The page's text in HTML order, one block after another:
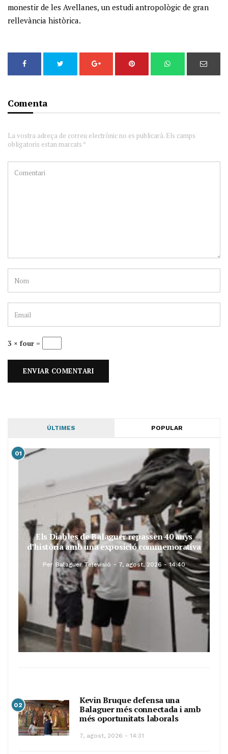
monestir de les Avellanes, un estudi antropològic de gran
rellevància històrica.
Comenta
La vostra adreça de correu electrònic no es publicarà. Els camps
obligatoris estan marcats *
3 × four =
ÚLTIMES POPULAR
01
Els Diables de Balaguer repassen 40 anys
d’història amb una exposició commemorativa
Per Balaguer Televisió 7, agost, 2026 - 14:40
02
Kevin Bruque defensa una
Balaguer més connectada i amb
més oportunitats laborals
7, agost, 2026 - 14:31